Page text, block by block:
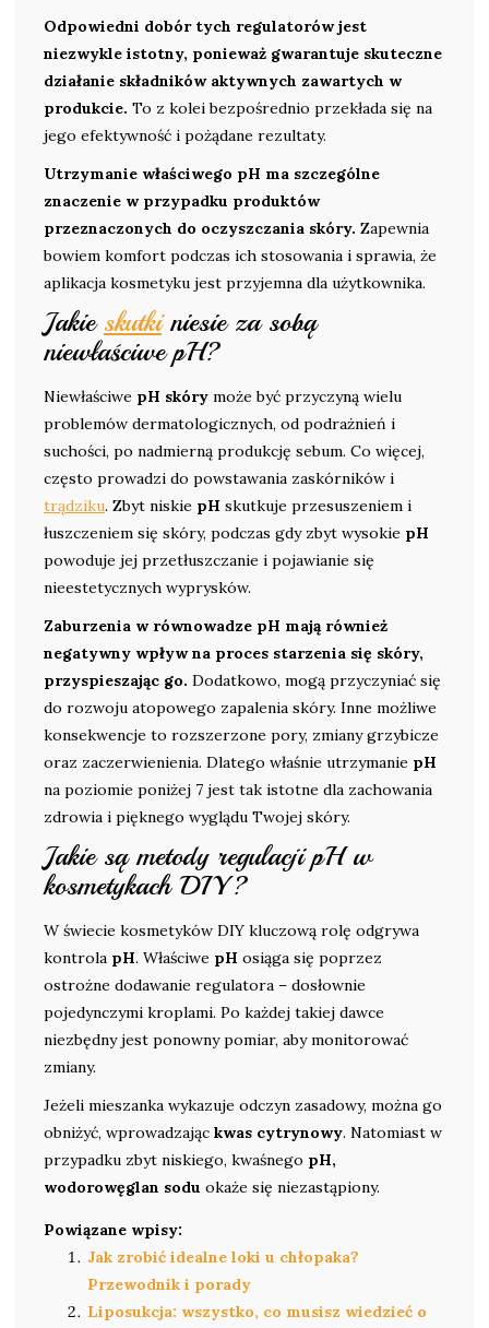
Odpowiedni dobór tych regulatorów jest
niezwykle istotny, ponieważ gwarantuje skuteczne
działanie składników aktywnych zawartych w
produkcie. To z kolei bezpośrednio przekłada się na
jego efektywność i pożądane rezultaty.
Utrzymanie właściwego pH ma szczególne
znaczenie w przypadku produktów
przeznaczonych do oczyszczania skóry. Zapewnia
bowiem komfort podczas ich stosowania i sprawia, że
aplikacja kosmetyku jest przyjemna dla użytkownika.
Jakieskutkiniesie za sobą
niewłaściwe pH?
Niewłaściwe pH skóry może być przyczyną wielu
problemów dermatologicznych, od podrażnień i
suchości, po nadmierną produkcję sebum. Co więcej,
często prowadzi do powstawania zaskórników i
trądziku. Zbyt niskie pH skutkuje przesuszeniem i
łuszczeniem się skóry, podczas gdy zbyt wysokie pH
powoduje jej przetłuszczanie i pojawianie się
nieestetycznych wyprysków.
Zaburzenia w równowadze pH mają również
negatywny wpływ na proces starzenia się skóry,
przyspieszając go. Dodatkowo, mogą przyczyniać się
do rozwoju atopowego zapalenia skóry. Inne możliwe
konsekwencje to rozszerzone pory, zmiany grzybicze
oraz zaczerwienienia. Dlatego właśnie utrzymanie pH
na poziomie poniżej 7 jest tak istotne dla zachowania
zdrowia i pięknego wyglądu Twojej skóry.
Jakie są metody regulacji pH w
kosmetykach DIY?
W świecie kosmetyków DIY kluczową rolę odgrywa
kontrola pH. Właściwe pH osiąga się poprzez
ostrożne dodawanie regulatora – dosłownie
pojedynczymi kroplami. Po każdej takiej dawce
niezbędny jest ponowny pomiar, aby monitorować
zmiany.
Jeżeli mieszanka wykazuje odczyn zasadowy, można go
obniżyć, wprowadzając kwas cytrynowy. Natomiast w
przypadku zbyt niskiego, kwaśnego pH,
wodorowęglan sodu okaże się niezastąpiony.
Powiązane wpisy:
Jak zrobić idealne loki u chłopaka?
Przewodnik i porady
Liposukcja: wszystko, co musisz wiedzieć o